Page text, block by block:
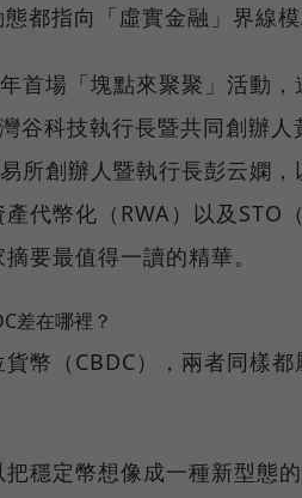
都指向「虛實金融」界線模
首場「塊點來聚聚」活動
谷科技執行長暨共同創辦
所創辦人暨執行長彭云嫻
代幣化（RWA）以及STO
要最值得一讀的精華。
差在哪裡？
幣（CBDC），兩者同樣
穩定幣想像成一種新型態